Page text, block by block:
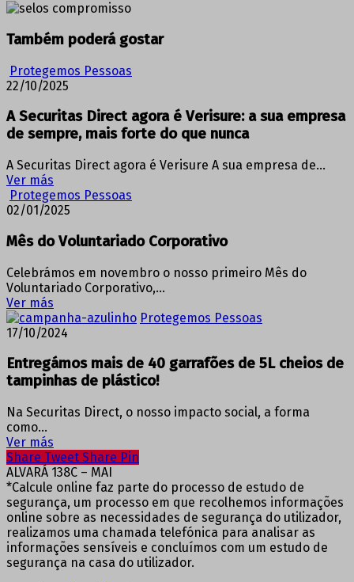
Também poderá gostar
Protegemos Pessoas
22/10/2025
A Securitas Direct agora é Verisure: a sua empresa
de sempre, mais forte do que nunca
A Securitas Direct agora é Verisure A sua empresa de…
Ver más
Protegemos Pessoas
02/01/2025
Mês do Voluntariado Corporativo
Celebrámos em novembro o nosso primeiro Mês do
Voluntariado Corporativo,…
Ver más
Protegemos Pessoas
17/10/2024
Entregámos mais de 40 garrafões de 5L cheios de
tampinhas de plástico!
Na Securitas Direct, o nosso impacto social, a forma
como…
Ver más
Share Tweet Share Pin
ALVARÁ 138C – MAI
*Calcule online faz parte do processo de estudo de
segurança, um processo em que recolhemos informações
online sobre as necessidades de segurança do utilizador,
realizamos uma chamada telefónica para analisar as
informações sensíveis e concluímos com um estudo de
segurança na casa do utilizador.